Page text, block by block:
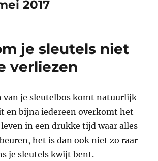
2017
je sleutels niet
verliezen
van je sleutelbos komt natuurlijk
en bijna iedereen overkomt het
leven in een drukke tijd waar alles
het is dan ook niet zo raar
je sleutels kwijt bent.